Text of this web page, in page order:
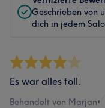
Geschrieben von
dich in jedem
Es war alles toll.
Behandelt von Marjan•